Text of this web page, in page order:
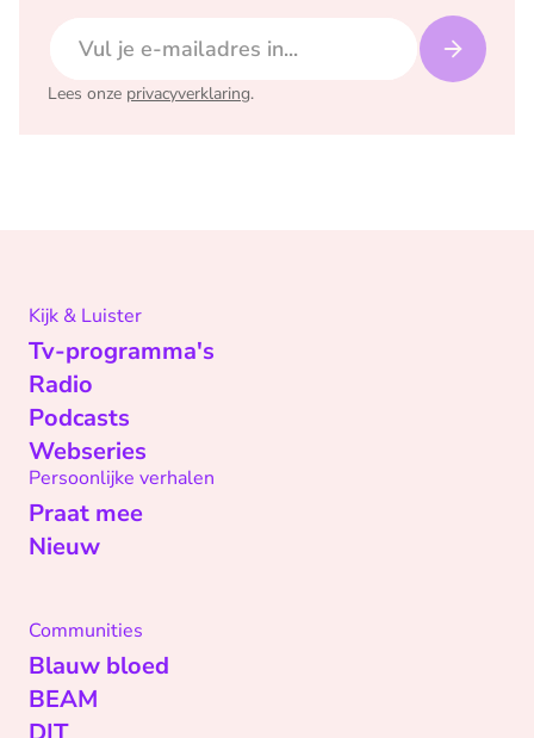
Lees onze privacyverklaring.
Kijk & Luister
Tv-programma's
Radio
Podcasts
Webseries
Persoonlijke verhalen
Praat mee
Nieuw
Communities
Blauw bloed
BEAM